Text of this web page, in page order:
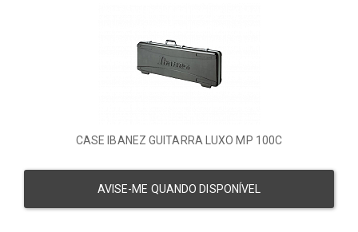
CASE IBANEZ GUITARRA LUXO MP 100C
AVISE-ME QUANDO DISPONÍVEL